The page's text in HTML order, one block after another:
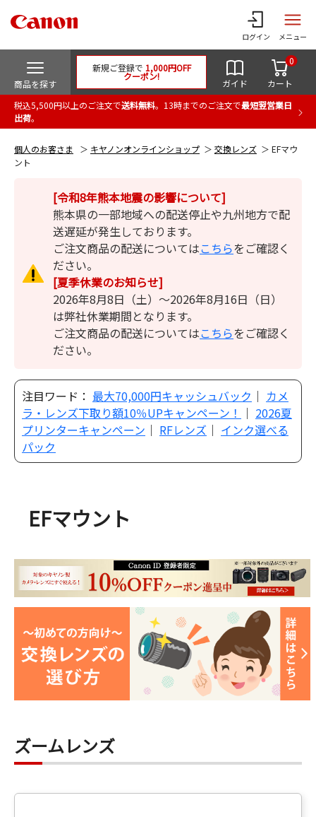
ログイン メニュー
商品を探す
新規ご登録で 1,000円OFF
クーポン!
ガイド カート
0
税込5,500円以上のご注文で送料無料。13時までのご注文で最短翌営業日
出荷。
個人のお客さま キヤノンオンラインショップ 交換レンズ
EFマウ
ント
[令和8年熊本地震の影響について]
熊本県の一部地域への配送停止や九州地方で配
送遅延が発生しております。
ご注文商品の配送についてはこちらをご確認く
ださい。
[夏季休業のお知らせ]
2026年8月8日（土）～2026年8月16日（日）
は弊社休業期間となります。
ご注文商品の配送についてはこちらをご確認く
ださい。
注目ワード： 最大70,000円キャッシュバック ｜ カメ
ラ・レンズ下取り額10％UPキャンペーン！
｜ 2026夏
プリンターキャンペーン ｜ RFレンズ ｜ インク選べる
パック
EFマウント
ズームレンズ